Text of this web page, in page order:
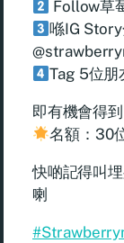
Follow草
喺IG
Tag 5位朋
即有機會得到
名額：30
快啲記得叫
喇